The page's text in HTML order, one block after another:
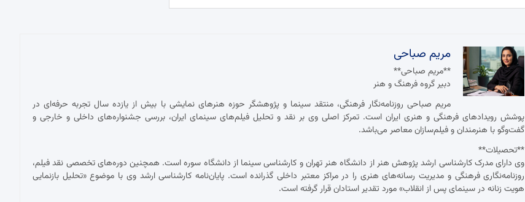
مریم صباحی
**مریم صباحی**
دبیر گروه فرهنگ و هنر
مریم صباحی روزنامه‌نگار فرهنگی، منتقد سینما و پژوهشگر حوزه هنرهای نمایشی با بیش از یازده سال تجربه حرفه‌ای در
پوشش رویدادهای فرهنگی و هنری ایران است. تمرکز اصلی وی بر نقد و تحلیل فیلم‌های سینمای ایران، بررسی جشنواره‌های داخلی و خارجی و
گفت‌وگو با هنرمندان و فیلم‌سازان معاصر می‌باشد.
**تحصیلات**
وی دارای مدرک کارشناسی ارشد پژوهش هنر از دانشگاه هنر تهران و کارشناسی سینما از دانشگاه سوره است. همچنین دوره‌های تخصصی نقد فیلم،
روزنامه‌نگاری فرهنگی و مدیریت رسانه‌های هنری را در مراکز معتبر داخلی گذرانده است. پایان‌نامه کارشناسی ارشد وی با موضوع «تحلیل بازنمایی
هویت زنانه در سینمای پس از انقلاب» مورد تقدیر استادان قرار گرفته است.